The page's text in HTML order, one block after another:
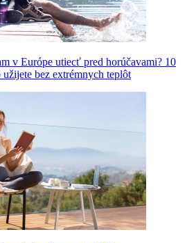
v Európe utiecť pred horúčavami? 10
bez extrémnych teplôt